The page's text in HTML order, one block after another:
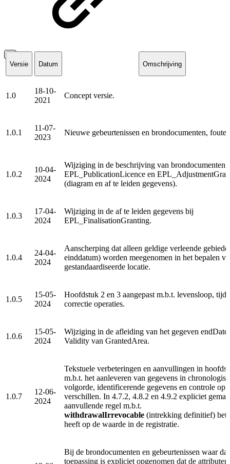
Versie Datum Omschrijving
1.0
18-10-
2021
Concept versie.
1.0.1
11-07-
2023
Nieuwe gebeurtenissen en brondocumenten,
1.0.2
10-04-
2024
Wijziging in de beschrijving van brondocumenten
EPL_PublicationLicence en
(diagram en af te leiden gegevens).
1.0.3
17-04-
2024
Wijziging in de af te leiden gegevens bij
EPL_FinalisationGranting.
1.0.4
24-04-
2024
Aanscherping dat alleen geldige verleende
einddatum) worden meegenomen in het bepalen
gestandaardiseerde locatie.
1.0.5
15-05-
2024
Hoofdstuk 2 en 3 aangepast m.b.t. levensloop,
correctie operaties.
1.0.6
15-05-
2024
Wijziging in de afleiding van het gegeven endDate
Validity van GrantedArea.
1.0.7
12-06-
2024
Tekstuele verbeteringen en aanvullingen in
m.b.t. het aanleveren van gegevens in
volgorde, identificerende gegevens en controle op
verschillen. In 4.7.2, 4.8.2 en 4.9.2 expliciet
aanvullende regel m.b.t.
withdrawalIrrevocable (intrekking definitief)
heeft op de waarde in de registratie.
Bij de brondocumenten en gebeurtenissen waar
toepassing is expliciet opgenomen dat de attributen